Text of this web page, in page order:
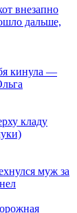
внезапно
дальше,
кинула —
кладу
муж за